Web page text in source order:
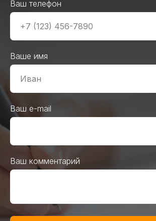
Ваш телефон
Ваше имя
Ваш e-mail
Ваш комментарий